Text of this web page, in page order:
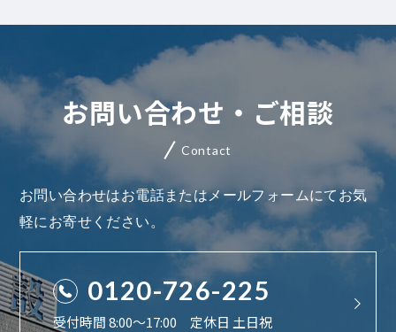
お問い合わせはお電話またはメールフォームにてお気
軽にお寄せください。
Contact
お問い合わせ・ご相談
0120-726-225
受付時間 8:00〜17:00 定休日 土日祝